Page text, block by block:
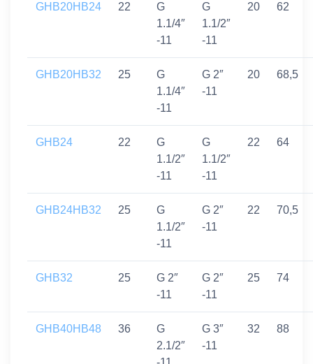
GHB20HB24 22
G
1.1/4″
-11
G
1.1/2″
-11
20 62
GHB20HB32 25
G
1.1/4″
-11
G 2″
-11
20 68,5
GHB24 22
G
1.1/2″
-11
G
1.1/2″
-11
22 64
GHB24HB32 25
G
1.1/2″
-11
G 2″
-11
22 70,5
GHB32 25
G 2″
-11
G 2″
-11
25 74
GHB40HB48 36
G
2.1/2″
G 3″
-11
32 88